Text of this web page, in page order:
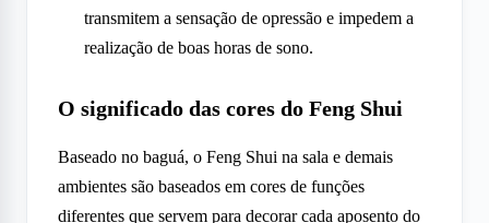
transmitem a sensação de opressão e impedem a
realização de boas horas de sono.
O significado das cores do Feng Shui
Baseado no baguá, o Feng Shui na sala e demais
ambientes são baseados em cores de funções
diferentes que servem para decorar cada aposento do